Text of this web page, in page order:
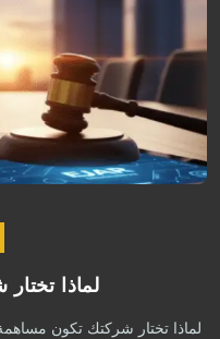
لماذا
لماذا تختار شركتك تكون